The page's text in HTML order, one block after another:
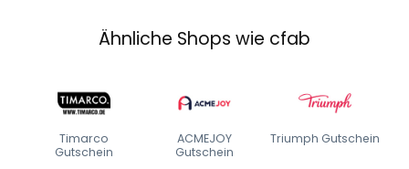
Ähnliche Shops wie cfab
Timarco
Gutschein
ACMEJOY
Gutschein
Triumph Gutschein